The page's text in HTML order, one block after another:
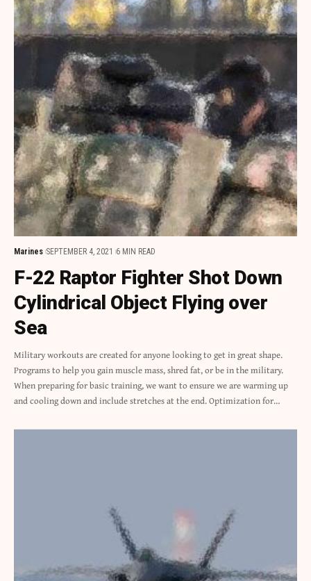
Marines SEPTEMBER 4, 2021 6 MIN READ
F-22 Raptor Fighter Shot Down
Cylindrical Object Flying over
Sea
Military workouts are created for anyone looking to get in great shape.
Programs to help you gain muscle mass, shred fat, or be in the military.
When preparing for basic training, we want to ensure we are warming up
and cooling down and include stretches at the end. Optimization for…